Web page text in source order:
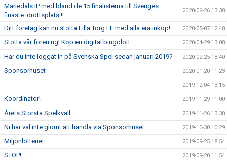
Mariedals IP med bland de 15 finalisterna till Sveriges
finaste idrottsplats!!!
2020-06-26 13:38
Ditt företag kan nu stötta Lilla Torg FF med alla era inköp! 2020-05-07 12:48
Stötta vår förening! Köp en digital bingolott. 2020-04-29 13:08
Har du inte loggat in på Svenska Spel sedan januari 2019? 2020-02-25 18:40
Sponsorhuset 2020-01-20 11:23
2019-12-04 13:15
Koordinator! 2019-11-29 11:00
Årets Största Spelkväll 2019-11-26 13:38
Ni har väl inte glömt att handla via Sponsorhuset 2019-10-30 10:29
Miljonlotteriet 2019-09-25 18:54
STOP! 2019-09-20 11:54